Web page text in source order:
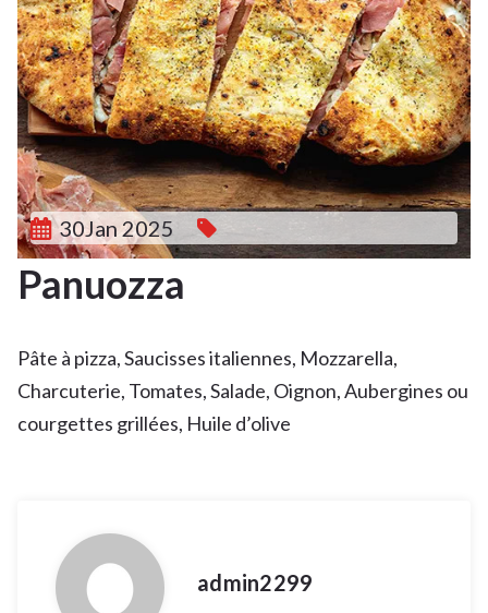
30Jan 2025
Panuozza
Pâte à pizza, Saucisses italiennes, Mozzarella,
Charcuterie, Tomates, Salade, Oignon, Aubergines ou
courgettes grillées, Huile d’olive
admin2299